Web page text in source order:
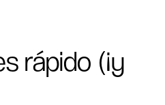
rápido (¡y